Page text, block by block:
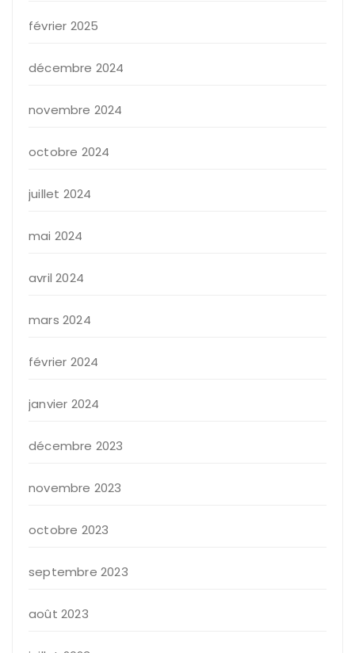
février 2025
décembre 2024
novembre 2024
octobre 2024
juillet 2024
mai 2024
avril 2024
mars 2024
février 2024
janvier 2024
décembre 2023
novembre 2023
octobre 2023
septembre 2023
août 2023